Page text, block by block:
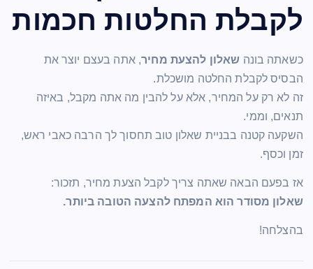
לקבלת החלטות חכמות
כשאתה בונה שאלון להצעת מחיר, אתה בעצם יוצר את
הבסיס לקבלת החלטה מושכלת.
זה לא רק על המחיר, אלא על להבין מה אתה מקבל, באיזה
תנאים, וממי.
השקעה קטנה בבניית שאלון טוב תחסוך לך הרבה כאבי ראש,
זמן וכסף.
אז בפעם הבאה שאתה צריך לקבל הצעת מחיר, תזכור:
שאלון מסודר הוא המפתח להצעה הטובה ביותר.
בהצלחה!